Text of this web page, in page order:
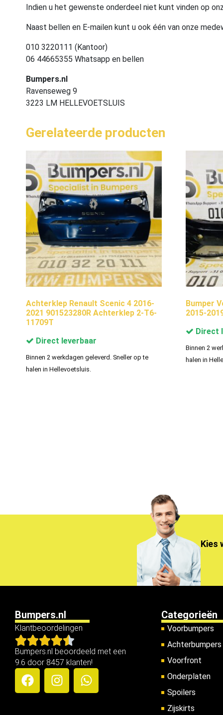
Indien u het gewenste onderdeel niet kunt vinden op
Naast bellen en E-mailen kunt u ook één van onze
010 3220111 (Kantoor)
06 44665355 Whatsapp en bellen
Bumpers.nl
Ravenseweg 9
3223 LM HELLEVOETSLUIS
Gerelateerde producten
Achterklep Renault Scenic 4 2016-
2021 901523280R Achterklep 2-T6-
11709T
Direct leverbaar
Binnen 2 werkdagen geleverd. Sneller op te
halen in Hellevoetsluis.
Bumper
2015-
Direct
Binnen 2
halen in
Kies
Bumpers.nl
Klantbeoordelingen
Bumpers.nl beoordeeld met een
9.6 door 8457 klanten!
Categorieën
Voorbumpers
Achterbumpers
Voorfront
Onderplaten
Spoilers
Zijskirts